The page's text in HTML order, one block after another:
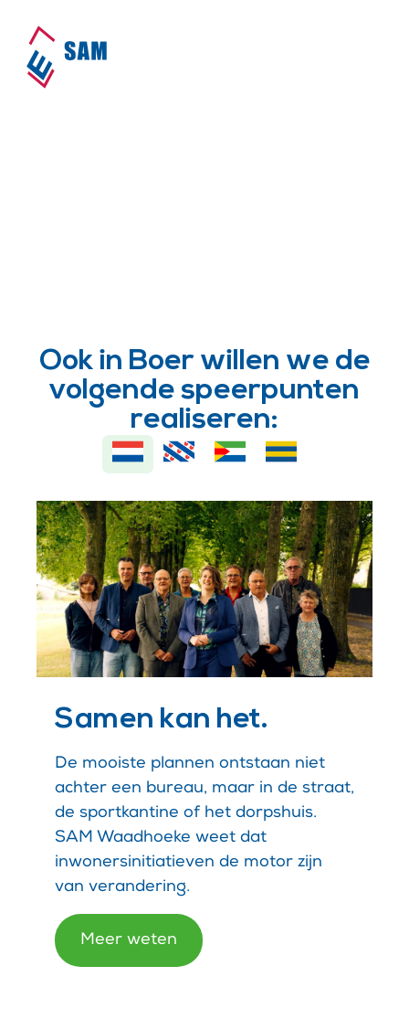
Ook in Boer willen we de
volgende speerpunten
realiseren:
Samen kan het.
De mooiste plannen ontstaan niet
achter een bureau, maar in de straat,
de sportkantine of het dorpshuis.
SAM Waadhoeke weet dat
inwonersinitiatieven de motor zijn
van verandering.
Meer weten